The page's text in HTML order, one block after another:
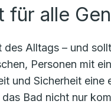
für alle
des Alltags – und
Personen mit
und Sicherheit
Bad nicht nur